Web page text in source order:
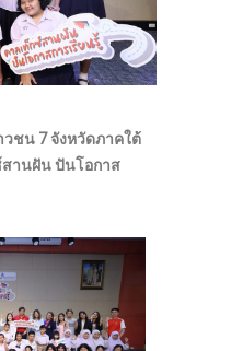
ชน 7 จังหวัดภาคใต้
สานฝัน ปันโอกาส